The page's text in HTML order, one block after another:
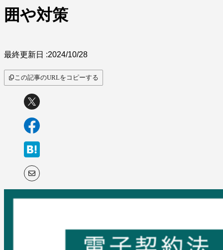
囲や対策
最終更新日 :2024/10/28
この記事のURLをコピーする